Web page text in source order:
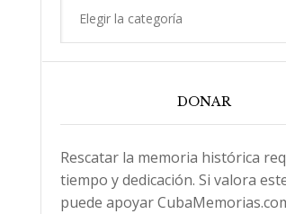
DONAR
Rescatar la memoria histórica
tiempo y dedicación. Si valora
puede apoyar